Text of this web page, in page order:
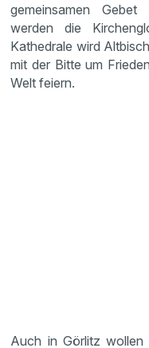
gemeinsamen
werden die
Kathedrale wird
mit der Bitte um
Welt feiern.
Auch in Görlitz